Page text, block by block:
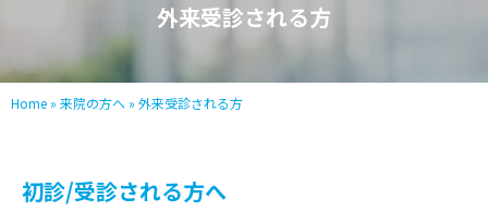
外来受診される方
Home» 来院の方へ» 外来受診される方
初診/受診される方へ